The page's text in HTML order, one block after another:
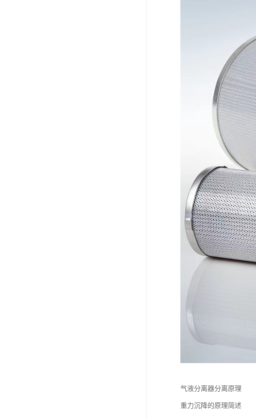
气液分离器分离原理
重力沉降的原理简述